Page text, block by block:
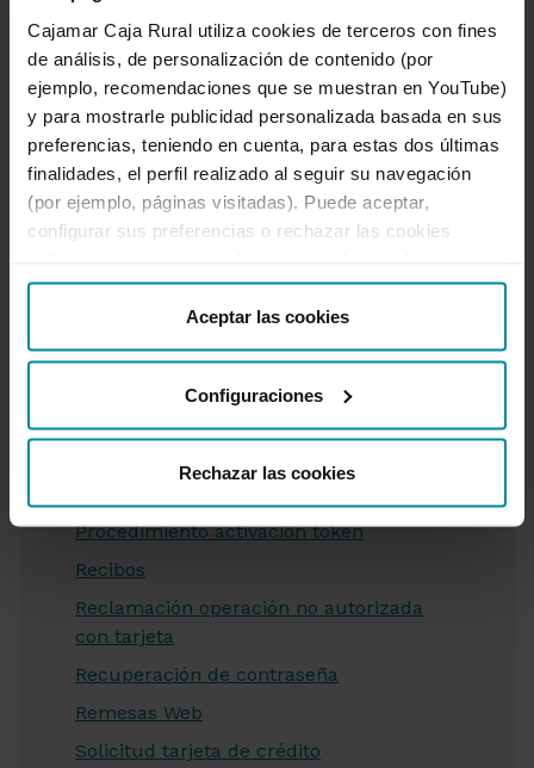
Cajamar Caja Rural utiliza cookies de terceros con fines
de análisis, de personalización de contenido (por
ejemplo, recomendaciones que se muestran en YouTube)
y para mostrarle publicidad personalizada basada en sus
preferencias, teniendo en cuenta, para estas dos últimas
finalidades, el perfil realizado al seguir su navegación
(por ejemplo, páginas visitadas). Puede aceptar,
configurar sus preferencias o rechazar las cookies
“Detalles”. También puede obtener más información, así
como cambiar el consentimiento en cualquier momento
desde nuestraPolítica de Cookies.
Aceptar las cookies
Configuraciones
Rechazar las cookies
Firma operación con firma token
Generación de remesas de Confirming
Gestión de contraseñas
Ingreso de cheques
Liquidación de tarjetas de crédito
Pago de recibos B2B
Procedimiento activación token
Recibos
Reclamación operación no autorizada
con tarjeta
Recuperación de contraseña
Remesas Web
Solicitud tarjeta de crédito